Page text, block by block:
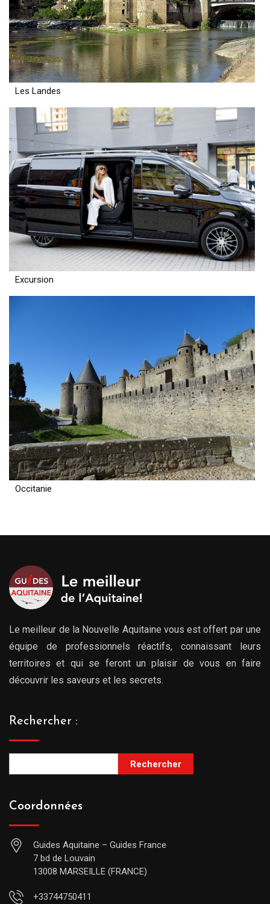
Les Landes
Excursion
Occitanie
Le meilleur de la Nouvelle Aquitaine vous est offert par une
équipe de professionnels réactifs, connaissant leurs
territoires et qui se feront un plaisir de vous en faire
découvrir les saveurs et les secrets.
Rechercher :
Rechercher
Coordonnées
Guides Aquitaine – Guides France
7 bd de Louvain
13008 MARSEILLE (FRANCE)
+33744750411